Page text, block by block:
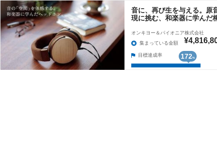
音に、再び生を与える。原
現に挑む、和楽器に学んだ
オンキヨー＆パイオニア株式会社
集まっている金額
目標達成率 172%